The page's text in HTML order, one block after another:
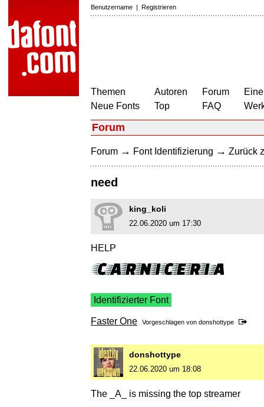
Benutzername | Registrieren
Themen
Neue Fonts
Autoren
Top
Forum
FAQ
Forum
Forum → Font Identifizierung → Zurück
need
king_koli
22.06.2020 um 17:30
HELP
Identifizierter Font
Faster One Vorgeschlagen von donshottype
donshottype
22.06.2020 um 18:08
The _A_ is missing the top streamer